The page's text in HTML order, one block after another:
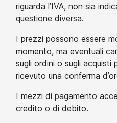
riguarda l’IVA, non sia
questione diversa.
I prezzi possono essere
momento, ma eventuali
sugli ordini o sugli acquisti
ricevuto una conferma
I mezzi di pagamento
credito o di debito.